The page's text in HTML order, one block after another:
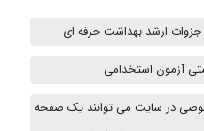
آزمون استخدامی
در سایت می توانند یک صفحه